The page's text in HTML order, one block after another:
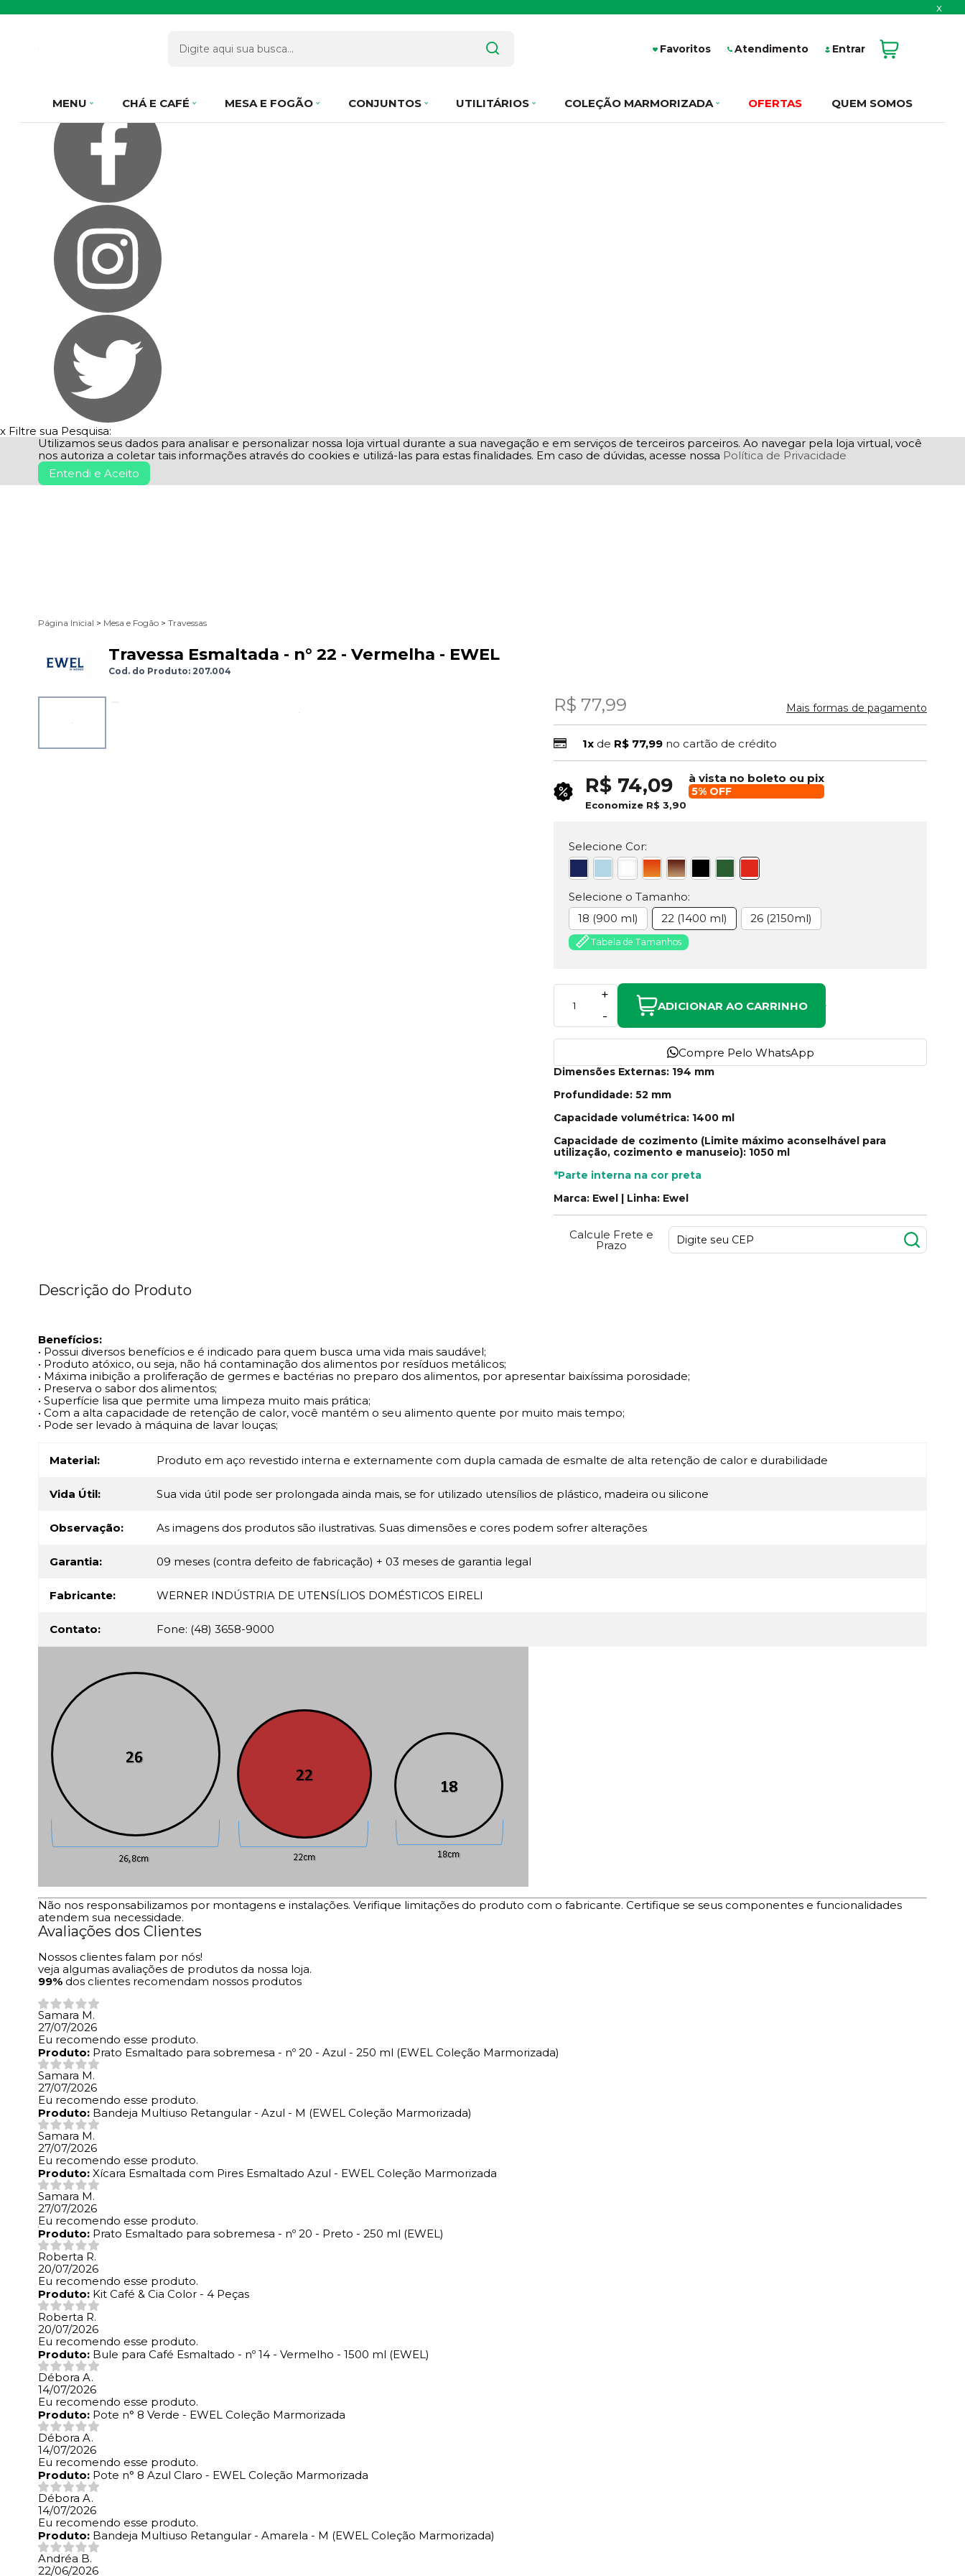
Como Comprar
x Filtre sua Pesquisa:
Utilizamos seus dados para analisar e personalizar nossa loja virtual durante a sua navegação e em serviços de terceiros parceiros. Ao navegar pela loja virtual, você
nos autoriza a coletar tais informações através do cookies e utilizá-las para estas finalidades. Em caso de dúvidas, acesse nossa Política de Privacidade
Entendi e Aceito
x
Favoritos Atendimento Entrar
MENU CHÁ E CAFÉ MESA E FOGÃO CONJUNTOS UTILITÁRIOS COLEÇÃO MARMORIZADA OFERTAS QUEM SOMOS
Página Inicial > Mesa e Fogão > Travessas
Travessa Esmaltada - n° 22 - Vermelha - EWEL
Cod. do Produto: 207.004
R$ 77,99 Mais formas de pagamento
1x de R$ 77,99 no cartão de crédito
R$ 74,09 à vista no boleto ou pix
5% OFF
Economize R$ 3,90
Selecione Cor:
Selecione o Tamanho:
18 (900 ml)
22 (1400 ml) 26 (2150ml)
Tabela de Tamanhos
-
+
ADICIONAR AO CARRINHO
Compre Pelo WhatsApp
Dimensões Externas: 194 mm
Profundidade: 52 mm
Capacidade volumétrica: 1400 ml
Capacidade de cozimento (Limite máximo aconselhável para
utilização, cozimento e manuseio): 1050 ml
*Parte interna na cor preta
Marca: Ewel | Linha: Ewel
Calcule Frete e
Prazo
Descrição do Produto
Benefícios:
• Possui diversos benefícios e é indicado para quem busca uma vida mais saudável;
• Produto atóxico, ou seja, não há contaminação dos alimentos por resíduos metálicos;
• Máxima inibição a proliferação de germes e bactérias no preparo dos alimentos, por apresentar baixíssima porosidade;
• Preserva o sabor dos alimentos;
• Superfície lisa que permite uma limpeza muito mais prática;
• Com a alta capacidade de retenção de calor, você mantém o seu alimento quente por muito mais tempo;
• Pode ser levado à máquina de lavar louças;
Material: Produto em aço revestido interna e externamente com dupla camada de esmalte de alta retenção de calor e durabilidade
Vida Útil: Sua vida útil pode ser prolongada ainda mais, se for utilizado utensílios de plástico, madeira ou silicone
Observação: As imagens dos produtos são ilustrativas. Suas dimensões e cores podem sofrer alterações
Garantia: 09 meses (contra defeito de fabricação) + 03 meses de garantia legal
Fabricante: WERNER INDÚSTRIA DE UTENSÍLIOS DOMÉSTICOS EIRELI
Contato: Fone: (48) 3658-9000
Não nos responsabilizamos por montagens e instalações. Verifique limitações do produto com o fabricante. Certifique se seus componentes e funcionalidades
atendem sua necessidade.
Avaliações dos Clientes
Nossos clientes falam por nós!
veja algumas avaliações de produtos da nossa loja.
99% dos clientes recomendam nossos produtos
Samara M.
27/07/2026
Eu recomendo esse produto.
Produto: Prato Esmaltado para sobremesa - nº 20 - Azul - 250 ml (EWEL Coleção Marmorizada)
Samara M.
27/07/2026
Eu recomendo esse produto.
Produto: Bandeja Multiuso Retangular - Azul - M (EWEL Coleção Marmorizada)
Samara M.
27/07/2026
Eu recomendo esse produto.
Produto: Xícara Esmaltada com Pires Esmaltado Azul - EWEL Coleção Marmorizada
Samara M.
27/07/2026
Eu recomendo esse produto.
Produto: Prato Esmaltado para sobremesa - nº 20 - Preto - 250 ml (EWEL)
Roberta R.
20/07/2026
Eu recomendo esse produto.
Produto: Kit Café & Cia Color - 4 Peças
Roberta R.
20/07/2026
Eu recomendo esse produto.
Produto: Bule para Café Esmaltado - nº 14 - Vermelho - 1500 ml (EWEL)
Débora A.
14/07/2026
Eu recomendo esse produto.
Produto: Pote n° 8 Verde - EWEL Coleção Marmorizada
Débora A.
14/07/2026
Eu recomendo esse produto.
Produto: Pote n° 8 Azul Claro - EWEL Coleção Marmorizada
Débora A.
14/07/2026
Eu recomendo esse produto.
Produto: Bandeja Multiuso Retangular - Amarela - M (EWEL Coleção Marmorizada)
Andréa B.
22/06/2026